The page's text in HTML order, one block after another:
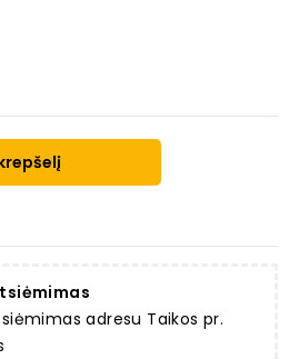
adresu Taikos pr.